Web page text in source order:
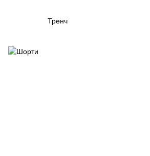
Тренч